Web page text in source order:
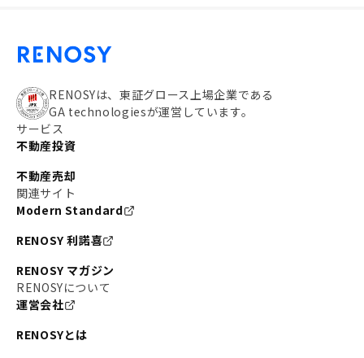
RENOSYは、東証グロース上場企業である
GA technologiesが運営しています。
サービス
不動産投資
不動産売却
関連サイト
Modern Standard
RENOSY 利諾喜
RENOSY マガジン
RENOSYについて
運営会社
RENOSYとは